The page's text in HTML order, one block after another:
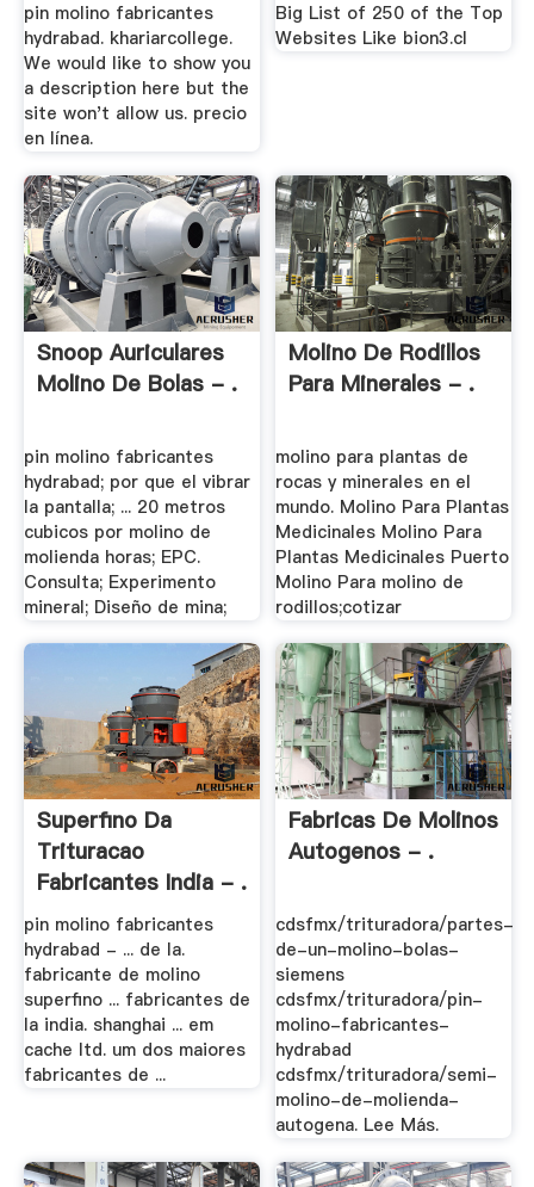
pin molino fabricantes
hydrabad. khariarcollege.
We would like to show you
a description here but the
site won't allow us. precio
en línea.
Big List of 250 of the Top
Websites Like bion3.cl
Snoop Auriculares
Molino De Bolas - .
pin molino fabricantes
hydrabad; por que el vibrar
la pantalla; ... 20 metros
cubicos por molino de
molienda horas; EPC.
Consulta; Experimento
mineral; Diseño de mina;
Molino De Rodillos
Para Minerales - .
molino para plantas de
rocas y minerales en el
mundo. Molino Para Plantas
Medicinales Molino Para
Plantas Medicinales Puerto
Molino Para molino de
rodillos;cotizar
Superfino Da
Trituracao
Fabricantes India - .
pin molino fabricantes
hydrabad - ... de la.
fabricante de molino
superfino ... fabricantes de
la india. shanghai ... em
cache ltd. um dos maiores
fabricantes de ...
Fabricas De Molinos
Autogenos - .
cdsfmx/trituradora/partes-
de-un-molino-bolas-
siemens
cdsfmx/trituradora/pin-
molino-fabricantes-
hydrabad
cdsfmx/trituradora/semi-
molino-de-molienda-
autogena. Lee Más.